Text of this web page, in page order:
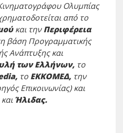
Ολυμπίας
από το
και τηνΠεριφέρεια
βάση Προγραμματικής
Ανάπτυξης και
των Ελλήνων, το
το ΕΚΚΟΜΕΔ, την
Επικοινωνίας) και
καιΉλιδας.